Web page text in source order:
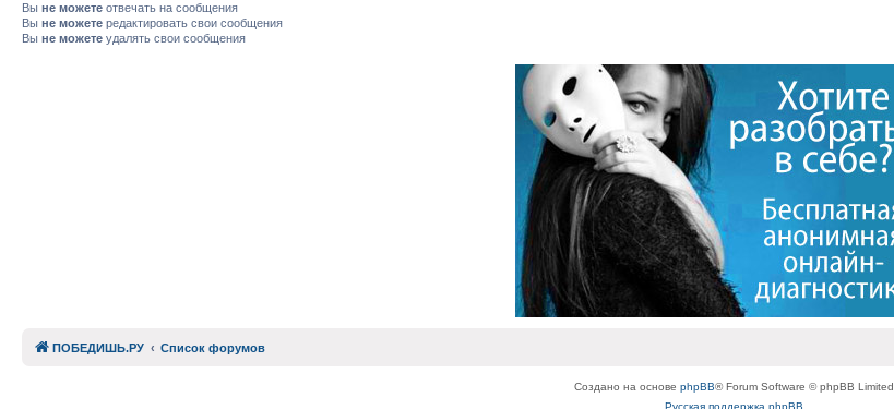
Вы не можете отвечать на сообщения
Вы не можете редактировать свои сообщения
Вы не можете удалять свои сообщения
ПОБЕДИШЬ.РУ Список форумов
Создано на основе phpBB® Forum Software © phpBB Limited
Русская поддержка phpBB